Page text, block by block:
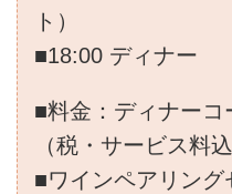
ト）
■18:00 ディナー
■料金：ディナーコ
（税・サービス料込
■ワインペアリング